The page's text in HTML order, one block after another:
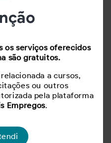
padrões de
B;
de ferramentas.
desenvolver na área;
os serviços oferecidos
são gratuitos.
a cursos,
ou outros
pela plataforma
Empregos.